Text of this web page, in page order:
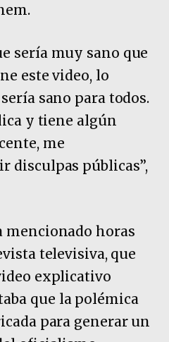
sería muy sano que
este video, lo
sano para todos.
y tiene algún
me
disculpas públicas”,
mencionado horas
televisiva, que
explicativo
que la polémica
para generar un